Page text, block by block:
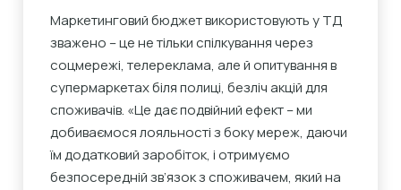
Маркетинговий бюджет використовують у ТД
зважено – це не тільки спілкування через
соцмережі, телереклама, але й опитування в
супермаркетах біля полиці, безліч акцій для
споживачів. «Це дає подвійний ефект – ми
добиваємося лояльності з боку мереж, даючи
їм додатковий заробіток, і отримуємо
безпосередній зв’язок з споживачем, який на